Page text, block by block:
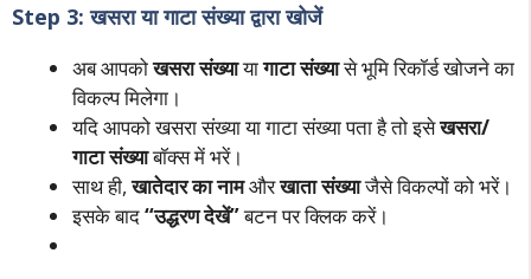
Step 3: खसरा या गाटा संख्या द्वारा खोजें
अब आपकोखसरा संख्यायागाटा संख्यासे भूमि रिकॉर्ड खोजने का
विकल्प मिलेगा।
यदि आपको खसरा संख्या या गाटा संख्या पता है तो इसेखसरा/
गाटा संख्याबॉक्स में भरें।
साथ ही,खातेदार का नामऔरखाता संख्याजैसे विकल्पों को भरें।
इसके बाद“उद्धरण देखें”बटन पर क्लिक करें।